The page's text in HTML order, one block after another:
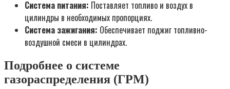
Система питания: Поставляет топливо и воздух в
цилиндры в необходимых пропорциях.
Система зажигания: Обеспечивает поджиг топливно-
воздушной смеси в цилиндрах.
Подробнее о системе
газораспределения (ГРМ)